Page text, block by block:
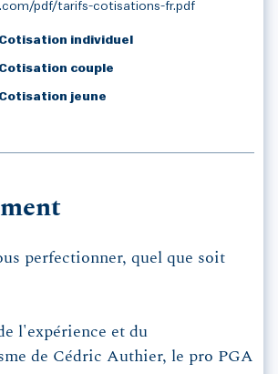
pdf/tarifs-cotisations-fr.pdf
individuel
couple
jeune
perfectionner, quel que soit
l'expérience et du
de Cédric Authier, le pro PGA